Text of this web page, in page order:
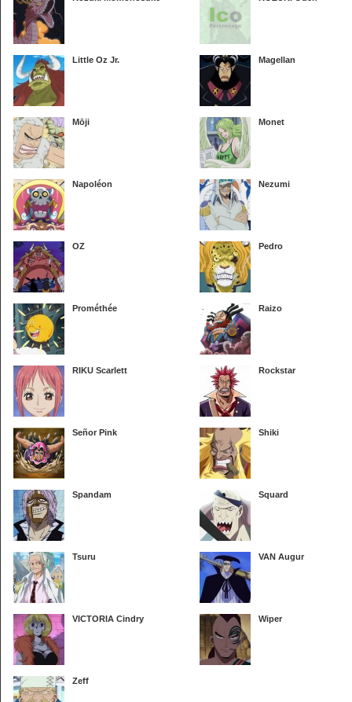
Little Oz Jr. Magellan
Mōji Monet
Napoléon Nezumi
OZ Pedro
Prométhée Raizo
RIKU Scarlett Rockstar
Señor Pink Shiki
Spandam Squard
Tsuru VAN Augur
VICTORIA Cindry Wiper
Zeff